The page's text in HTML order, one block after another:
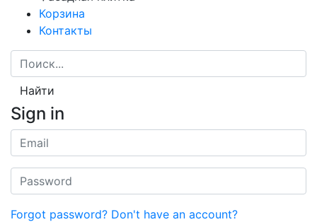
Корзина
Контакты
Найти
Sign in
Forgot password? Don't have an account?